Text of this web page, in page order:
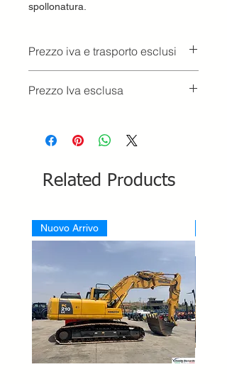
spollonatura.
Prezzo iva e trasporto esclusi
Prezzo Iva esclusa
Related Products
Nuovo Arrivo